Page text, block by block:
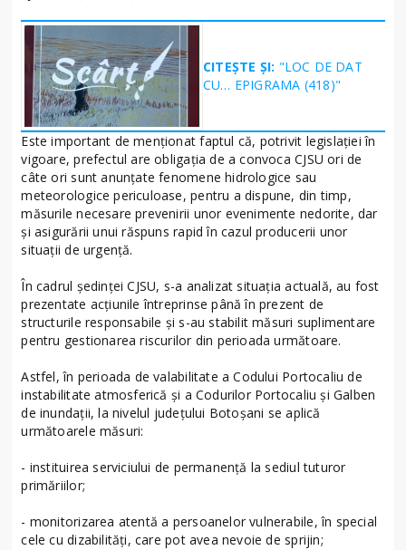
CITEȘTE ȘI: "LOC DE DAT
CU… EPIGRAMA (418)"
Este important de menționat faptul că, potrivit legislației în
vigoare, prefectul are obligația de a convoca CJSU ori de
câte ori sunt anunțate fenomene hidrologice sau
meteorologice periculoase, pentru a dispune, din timp,
măsurile necesare prevenirii unor evenimente nedorite, dar
și asigurării unui răspuns rapid în cazul producerii unor
situații de urgență.
În cadrul ședinței CJSU, s-a analizat situația actuală, au fost
prezentate acțiunile întreprinse până în prezent de
structurile responsabile și s-au stabilit măsuri suplimentare
pentru gestionarea riscurilor din perioada următoare.
Astfel, în perioada de valabilitate a Codului Portocaliu de
instabilitate atmosferică și a Codurilor Portocaliu și Galben
de inundații, la nivelul județului Botoșani se aplică
următoarele măsuri:
- instituirea serviciului de permanență la sediul tuturor
primăriilor;
- monitorizarea atentă a persoanelor vulnerabile, în special
cele cu dizabilități, care pot avea nevoie de sprijin;